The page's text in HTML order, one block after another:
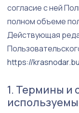
согласие с ней
полном объеме
Действующая
https://
Термины и